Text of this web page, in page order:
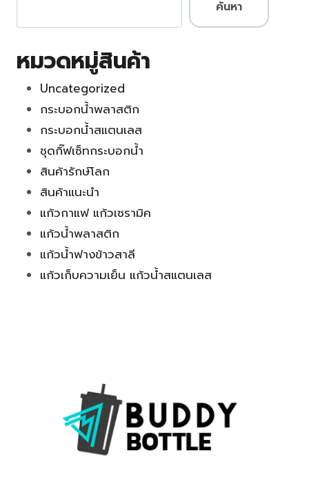
ค้นหา
หมวดหมู่สินค้า
Uncategorized
กระบอกน้ำพลาสติก
กระบอกน้ำสแตนเลส
ชุดกิ๊ฟเซ็ทกระบอกน้ำ
สินค้ารักษ์โลก
สินค้าแนะนำ
แก้วกาแฟ แก้วเซรามิค
แก้วน้ำพลาสติก
แก้วน้ำฟางข้าวสาลี
แก้วเก็บความเย็น แก้วน้ำสแตนเลส